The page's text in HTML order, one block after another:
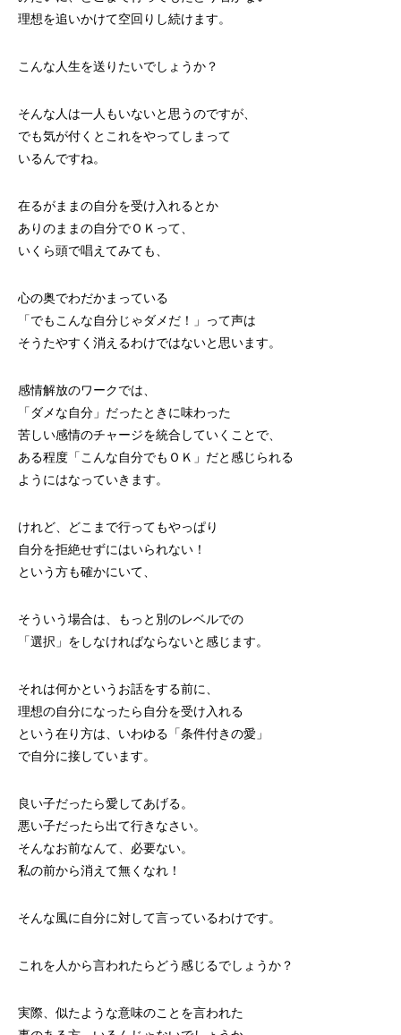
理想を追いかけて空回りし続けます。
こんな人生を送りたいでしょうか？
そんな人は一人もいないと思うのですが、
でも気が付くとこれをやってしまって
いるんですね。
在るがままの自分を受け入れるとか
ありのままの自分でＯＫって、
いくら頭で唱えてみても、
心の奥でわだかまっている
「でもこんな自分じゃダメだ！」って声は
そうたやすく消えるわけではないと思います。
感情解放のワークでは、
「ダメな自分」だったときに味わった
苦しい感情のチャージを統合していくことで、
ある程度「こんな自分でもＯＫ」だと感じられる
ようにはなっていきます。
けれど、どこまで行ってもやっぱり
自分を拒絶せずにはいられない！
という方も確かにいて、
そういう場合は、もっと別のレベルでの
「選択」をしなければならないと感じます。
それは何かというお話をする前に、
理想の自分になったら自分を受け入れる
という在り方は、いわゆる「条件付きの愛」
で自分に接しています。
良い子だったら愛してあげる。
悪い子だったら出て行きなさい。
そんなお前なんて、必要ない。
私の前から消えて無くなれ！
そんな風に自分に対して言っているわけです。
これを人から言われたらどう感じるでしょうか？
実際、似たような意味のことを言われた